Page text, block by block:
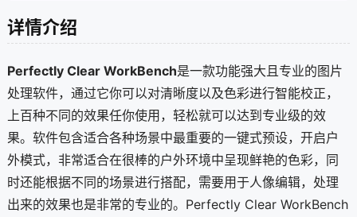
详情介绍
Perfectly Clear WorkBench是一款功能强大且专业的图片
处理软件，通过它你可以对清晰度以及色彩进行智能校正，
上百种不同的效果任你使用，轻松就可以达到专业级的效
果。软件包含适合各种场景中最重要的一键式预设，开启户
外模式，非常适合在很棒的户外环境中呈现鲜艳的色彩，同
时还能根据不同的场景进行搭配，需要用于人像编辑，处理
出来的效果也是非常的专业的。Perfectly Clear WorkBench